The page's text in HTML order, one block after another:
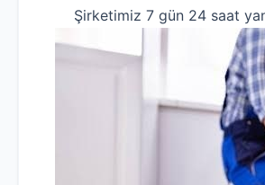
Şirketimiz 7 gün 24 saat